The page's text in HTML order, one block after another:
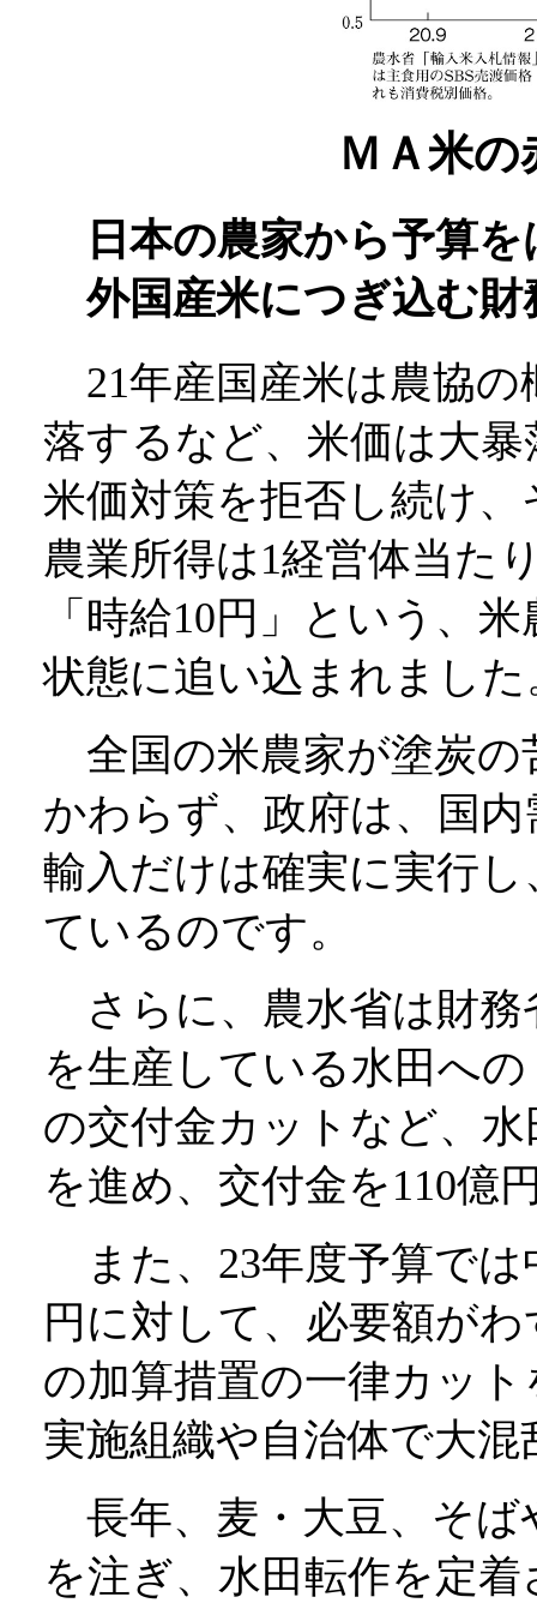
ＭＡ米
日本の農家から予算を
外国産米につぎ込む財
21年産国産米は農協の
落するなど、米価は大
米価対策を拒否し続け
農業所得は1経営体当た
「時給10円」という、
状態に追い込まれました
全国の米農家が塗炭の
かわらず、政府は、国
輸入だけは確実に実行
ているのです。
さらに、農水省は財務
を生産している水田へ
の交付金カットなど、
を進め、交付金を110億
また、23年度予算では
円に対して、必要額が
の加算措置の一律カッ
実施組織や自治体で大
長年、麦・大豆、そば
を注ぎ、水田転作を定